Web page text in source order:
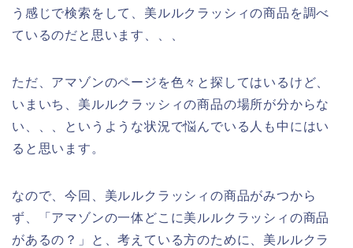
う感じで検索をして、美ルルクラッシィの商品を調べ
ているのだと思います、、、
ただ、アマゾンのページを色々と探してはいるけど、
いまいち、美ルルクラッシィの商品の場所が分からな
い、、、というような状況で悩んでいる人も中にはい
ると思います。
なので、今回、美ルルクラッシィの商品がみつから
ず、「アマゾンの一体どこに美ルルクラッシィの商品
があるの？」と、考えている方のために、美ルルクラ